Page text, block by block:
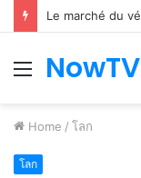
Le marché du
Menu
NowTV
Home / โลก
โลก